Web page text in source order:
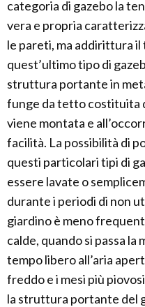
categoria di gazebo la
vera e propria
le pareti, ma addirittura
quest’ultimo tipo di
struttura portante in
funge da tetto costituita
viene montata e
facilità. La possibilità di
questi particolari tipi di
essere lavate o
durante i periodi di non
giardino è meno
calde, quando si passa
tempo libero all’aria
freddo e i mesi più
la struttura portante del